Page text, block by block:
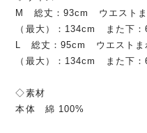
M 総丈：93cm ウエスト
（最大）：134cm また下
L 総丈：95cm ウエスト
（最大）：134cm また下
◇素材
本体 綿 100%